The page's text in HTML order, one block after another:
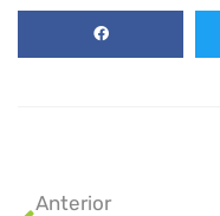
Anterior